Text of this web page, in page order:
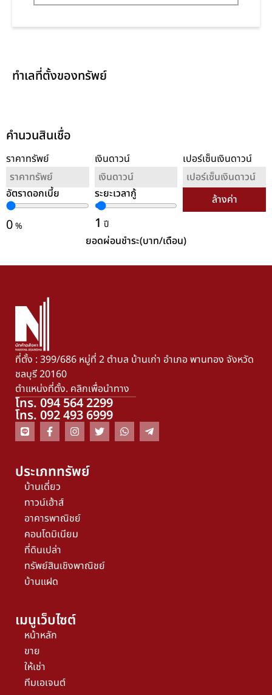
ทำเลที่ตั้งของทรัพย์
คำนวนสินเชื่อ
ราคาทรัพย์ เงินดาวน์ เปอร์เซ็นเงินดาวน์
อัตราดอกเบี้ย
0%
ระยะเวลากู้
1 ปี
ล้างค่า
ยอดผ่อนชำระ(บาท/เดือน)
ที่ตั้ง : 399/686 หมู่ที่ 2 ตำบล บ้านเก่า อำเภอ พานทอง จังหวัด
ชลบุรี 20160
ตำแหน่งที่ตั้ง. คลิกเพื่อนำทาง
โทร. 094 564 2299
โทร. 092 493 6999
ประเภททรัพย์
บ้านเดี่ยว
ทาวน์เฮ้าส์
อาคารพาณิชย์
คอนโดมิเนียม
ที่ดินเปล่า
ทรัพย์สินเชิงพาณิชย์
บ้านแฝด
เมนูเว็บไซต์
หน้าหลัก
ขาย
ให้เช่า
ทีมเอเจนต์